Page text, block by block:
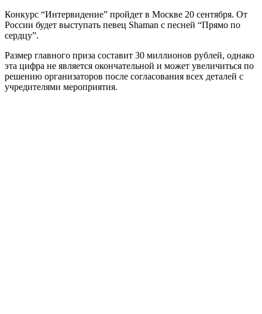
Конкурс “Интервидение” пройдет в Москве 20 сентября. От
России будет выступать певец Shaman с песней “Прямо по
сердцу”.
Размер главного приза составит 30 миллионов рублей, однако
эта цифра не является окончательной и может увеличиться по
решению организаторов после согласования всех деталей с
учредителями мероприятия.